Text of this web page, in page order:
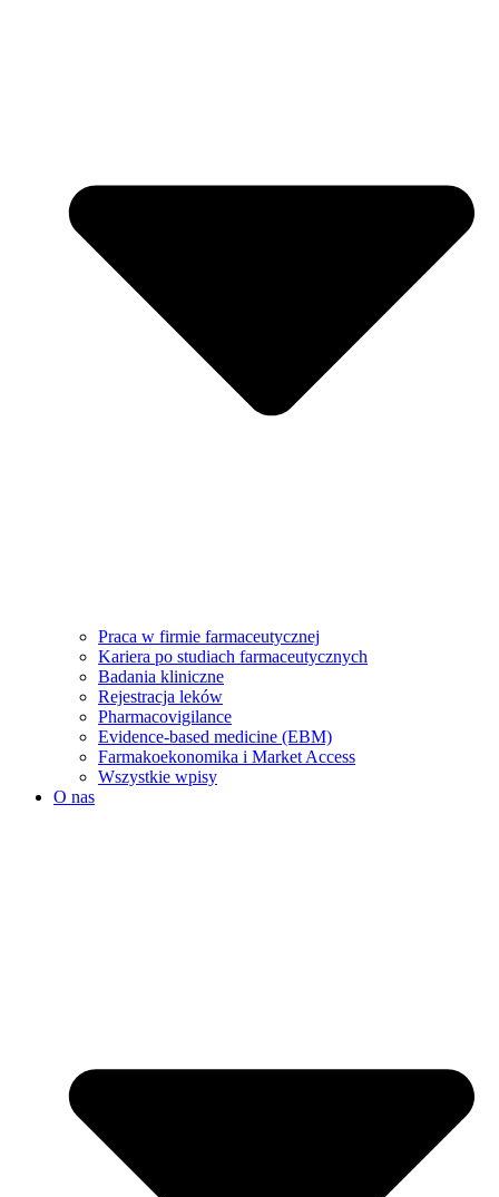
Praca w firmie farmaceutycznej
Kariera po studiach farmaceutycznych
Badania kliniczne
Rejestracja leków
Pharmacovigilance
Evidence-based medicine (EBM)
Farmakoekonomika i Market Access
Wszystkie wpisy
O nas